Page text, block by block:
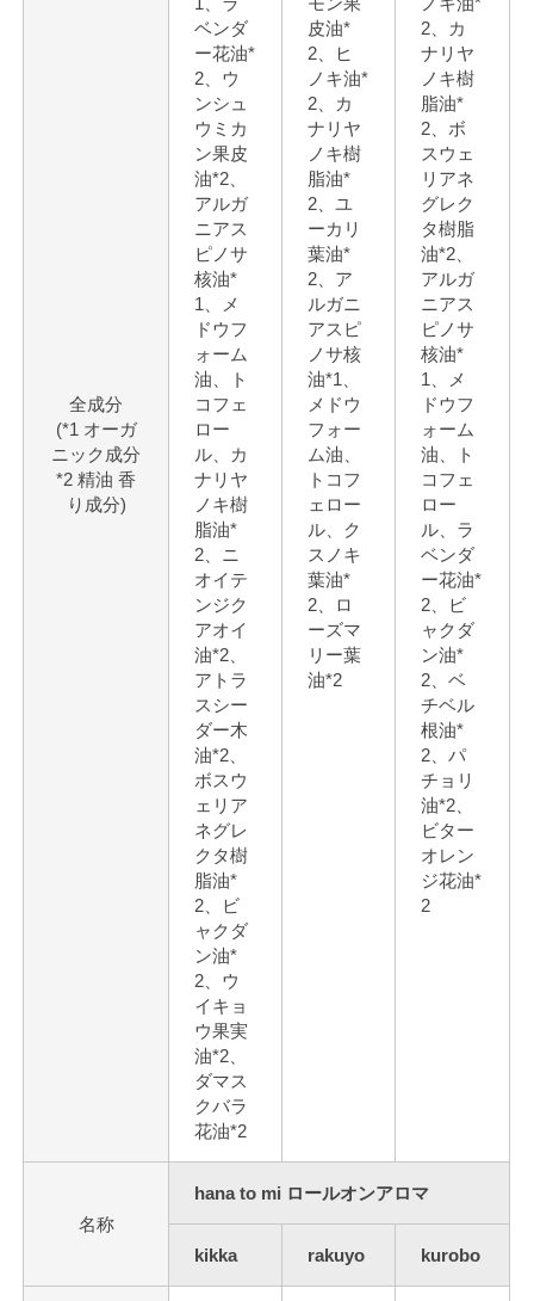
全成分
(*1 オーガ
ニック成分
*2 精油 香
り成分)
ベンダ
ー花油*
2、ウ
ンシュ
ウミカ
ン果皮
油*2、
アルガ
ニアス
ピノサ
核油*
1、メ
ドウフ
ォーム
油、ト
コフェ
ロー
ル、カ
ナリヤ
ノキ樹
脂油*
2、ニ
オイテ
ンジク
アオイ
油*2、
アトラ
スシー
ダー木
油*2、
ボスウ
ェリア
ネグレ
クタ樹
脂油*
2、ビ
ャクダ
ン油*
2、ウ
イキョ
ウ果実
油*2、
ダマス
クバラ
花油*2
皮油*
2、ヒ
ノキ油*
2、カ
ナリヤ
ノキ樹
脂油*
2、ユ
ーカリ
葉油*
2、ア
ルガニ
アスピ
ノサ核
油*1、
メドウ
フォー
ム油、
トコフ
ェロー
ル、ク
スノキ
葉油*
2、ロ
ーズマ
リー葉
油*2
2、カ
ナリヤ
ノキ樹
脂油*
2、ボ
スウェ
リアネ
グレク
タ樹脂
油*2、
アルガ
ニアス
ピノサ
核油*
1、メ
ドウフ
ォーム
油、ト
コフェ
ロー
ル、ラ
ベンダ
ー花油*
2、ビ
ャクダ
ン油*
2、ベ
チベル
根油*
2、パ
チョリ
油*2、
ビター
オレン
ジ花油*
2
名称
hana to mi ロールオンアロマ
kikka rakuyo kurobo